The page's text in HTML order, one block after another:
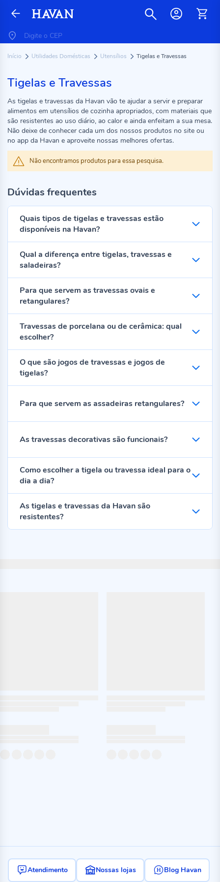
Início Utilidades Domésticas Utensílios Tigelas e Travessas
Tigelas e Travessas
As tigelas e travessas da Havan vão te ajudar a servir e preparar
alimentos em utensílios de cozinha apropriados, com materiais que
são resistentes ao uso diário, ao calor e ainda enfeitam a sua mesa.
Não deixe de conhecer cada um dos nossos produtos no site ou
no app da Havan e aproveite nossas melhores ofertas.
Não encontramos produtos para essa pesquisa.
Dúvidas frequentes
Quais tipos de tigelas e travessas estão
disponíveis na Havan?
Qual a diferença entre tigelas, travessas e
saladeiras?
Para que servem as travessas ovais e
retangulares?
Travessas de porcelana ou de cerâmica: qual
escolher?
O que são jogos de travessas e jogos de
tigelas?
Para que servem as assadeiras retangulares?
As travessas decorativas são funcionais?
Como escolher a tigela ou travessa ideal para o
dia a dia?
As tigelas e travessas da Havan são
resistentes?
Atendimento Nossas lojas Blog Havan